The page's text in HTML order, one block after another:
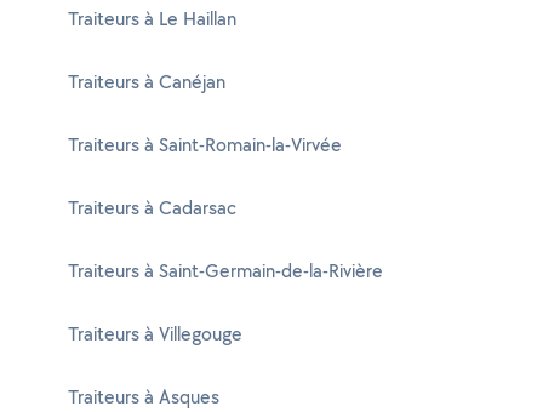
Traiteurs à Le Haillan
Traiteurs à Canéjan
Traiteurs à Saint-Romain-la-Virvée
Traiteurs à Cadarsac
Traiteurs à Saint-Germain-de-la-Rivière
Traiteurs à Villegouge
Traiteurs à Asques